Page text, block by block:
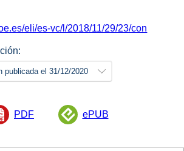
eli/es-vc/l/2018/11/29/23/con
publicada el 31/12/2020
PDF ePUB